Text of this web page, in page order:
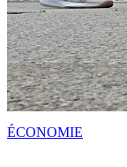
ÉCONOMIE